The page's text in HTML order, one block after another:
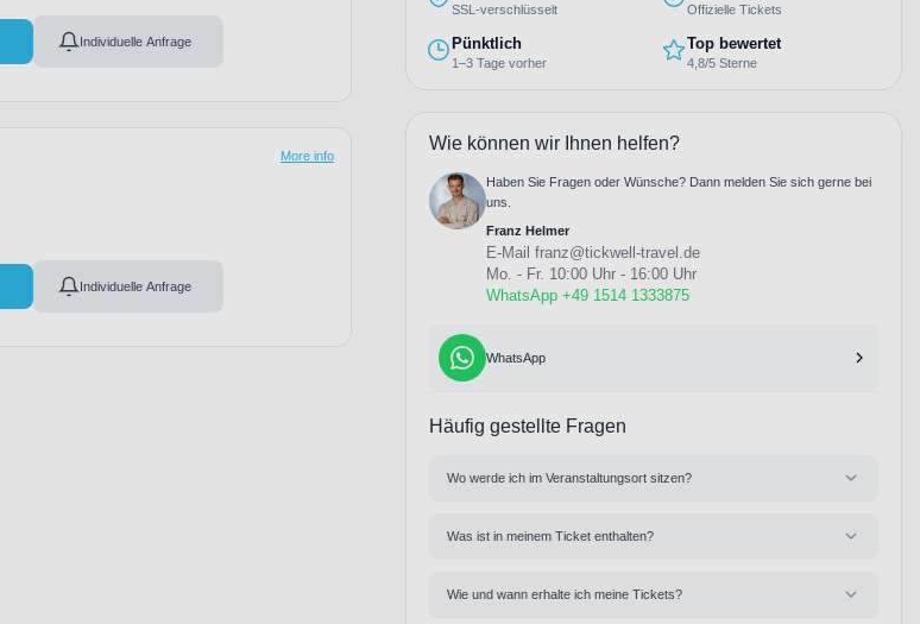
Individuelle Anfrage
Individuelle Anfrage
More info
SSL-verschlüsselt Offizielle Tickets
Pünktlich
1–3 Tage vorher
Top bewertet
4,8/5 Sterne
Wie können wir Ihnen helfen?
Haben Sie Fragen oder Wünsche? Dann melden Sie sich gerne bei
uns.
Franz Helmer
E-Mail franz@tickwell-travel.de
Mo. - Fr. 10:00 Uhr - 16:00 Uhr
WhatsApp +49 1514 1333875
WhatsApp
Häufig gestellte Fragen
Wo werde ich im Veranstaltungsort sitzen?
Was ist in meinem Ticket enthalten?
Wie und wann erhalte ich meine Tickets?